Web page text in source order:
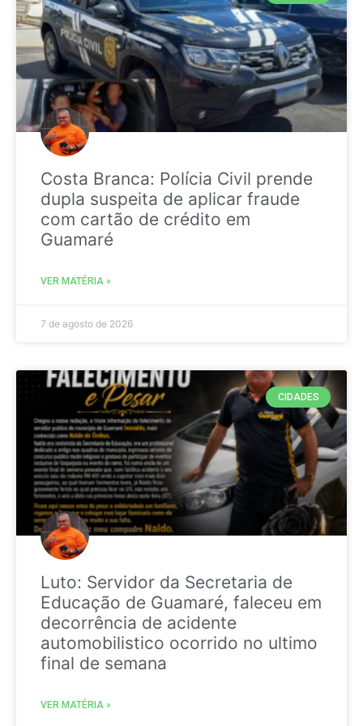
Costa Branca: Polícia Civil prende
dupla suspeita de aplicar fraude
com cartão de crédito em
Guamaré
VER MATÉRIA »
7 de agosto de 2026
CIDADES
Luto: Servidor da Secretaria de
Educação de Guamaré, faleceu em
decorrência de acidente
automobilistico ocorrido no ultimo
final de semana
VER MATÉRIA »